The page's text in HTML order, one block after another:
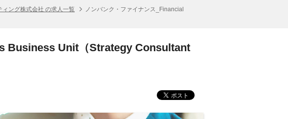
ィング株式会社 の求人一覧
ノンバンク・ファイナンス_Financial
Business Unit（Strategy Consultant